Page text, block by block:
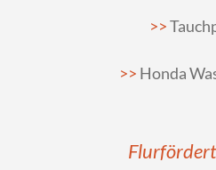
Honda